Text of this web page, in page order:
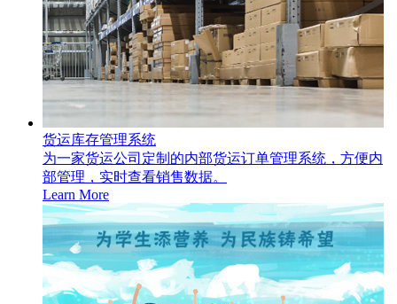
货运库存管理系统
为一家货运公司定制的内部货运订单管理系统，方便内
部管理，实时查看销售数据。
Learn More